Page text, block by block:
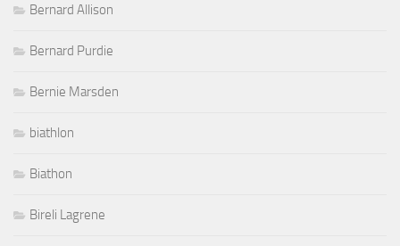
Bernard Allison
Bernard Purdie
Bernie Marsden
biathlon
Biathon
Bireli Lagrene